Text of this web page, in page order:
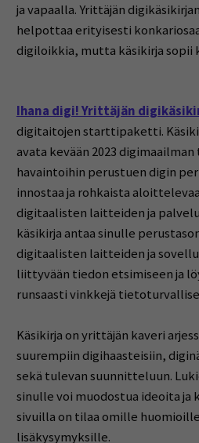
ja vapaalla. Yrittäjän
helpottaa erityisesti
digiloikkia, mutta käsikirja
Ihana digi! Yrittäjän
digitaitojen starttipaketti.
avata kevään 2023
havaintoihin perustuen digin
innostaa ja rohkaista
digitaalisten laitteiden ja
käsikirja antaa sinulle
digitaalisten laitteiden ja
liittyvään tiedon etsimiseen ja
runsaasti vinkkejä
Käsikirja on yrittäjän kaveri
suurempiin digihaasteisiin,
sekä tulevan suunnitteluun.
sinulle voi muodostua ideoita ja
sivuilla on tilaa omille
lisäkysymyksille.